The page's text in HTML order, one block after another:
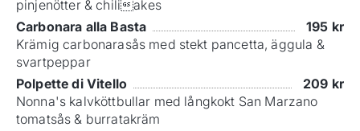
pinjenötter & chiliakes
Carbonara alla Basta
195 kr
Krämig carbonarasås med stekt pancetta, äggula &
svartpeppar
Polpette di Vitello
209 kr
Nonna's kalvköttbullar med långkokt San Marzano
tomatsås & burratakräm